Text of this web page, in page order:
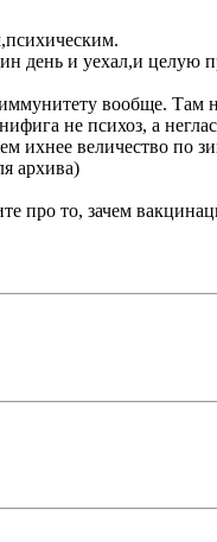
день и уехал,и целую
вообще. Там
не психоз, а
ихнее величество по
архива)
про то, зачем